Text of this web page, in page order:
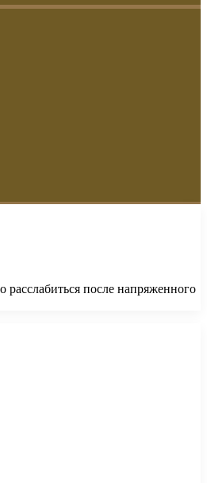
после напряженного